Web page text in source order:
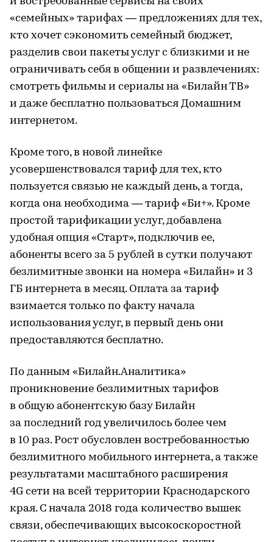
«семейных» тарифах — предложениях для тех,
кто хочет сэкономить семейный бюджет,
разделив свои пакеты услуг с близкими и не
ограничивать себя в общении и развлечениях:
смотреть фильмы и сериалы на «Билайн ТВ»
и даже бесплатно пользоваться Домашним
интернетом.
Кроме того, в новой линейке
усовершенствовался тариф для тех, кто
пользуется связью не каждый день, а тогда,
когда она необходима — тариф «Би+». Кроме
простой тарификации услуг, добавлена
удобная опция «Старт», подключив ее,
абоненты всего за 5 рублей в сутки получают
безлимитные звонки на номера «Билайн» и 3
ГБ интернета в месяц. Оплата за тариф
взимается только по факту начала
использования услуг, в первый день они
предоставляются бесплатно.
По данным «Билайн.Аналитика»
проникновение безлимитных тарифов
в общую абонентскую базу Билайн
за последний год увеличилось более чем
в 10 раз. Рост обусловлен востребованностью
безлимитного мобильного интернета, а также
результатами масштабного расширения
4G сети на всей территории Краснодарского
края. С начала 2018 года количество вышек
связи, обеспечивающих высокоскоростной